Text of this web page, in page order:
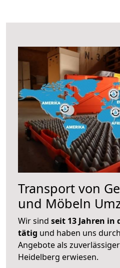
Transport von
und Möbeln
Wir sind seit 13 Jahren in
tätig und haben uns
Angebote als
Heidelberg erwiesen.